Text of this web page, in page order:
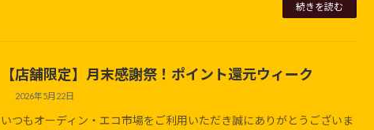
続きを読む
【店舗限定】月末感謝祭！ポイント還元ウィーク
2026年5月22日
いつもオーディン・エコ市場をご利用いただき誠にありがとうございま